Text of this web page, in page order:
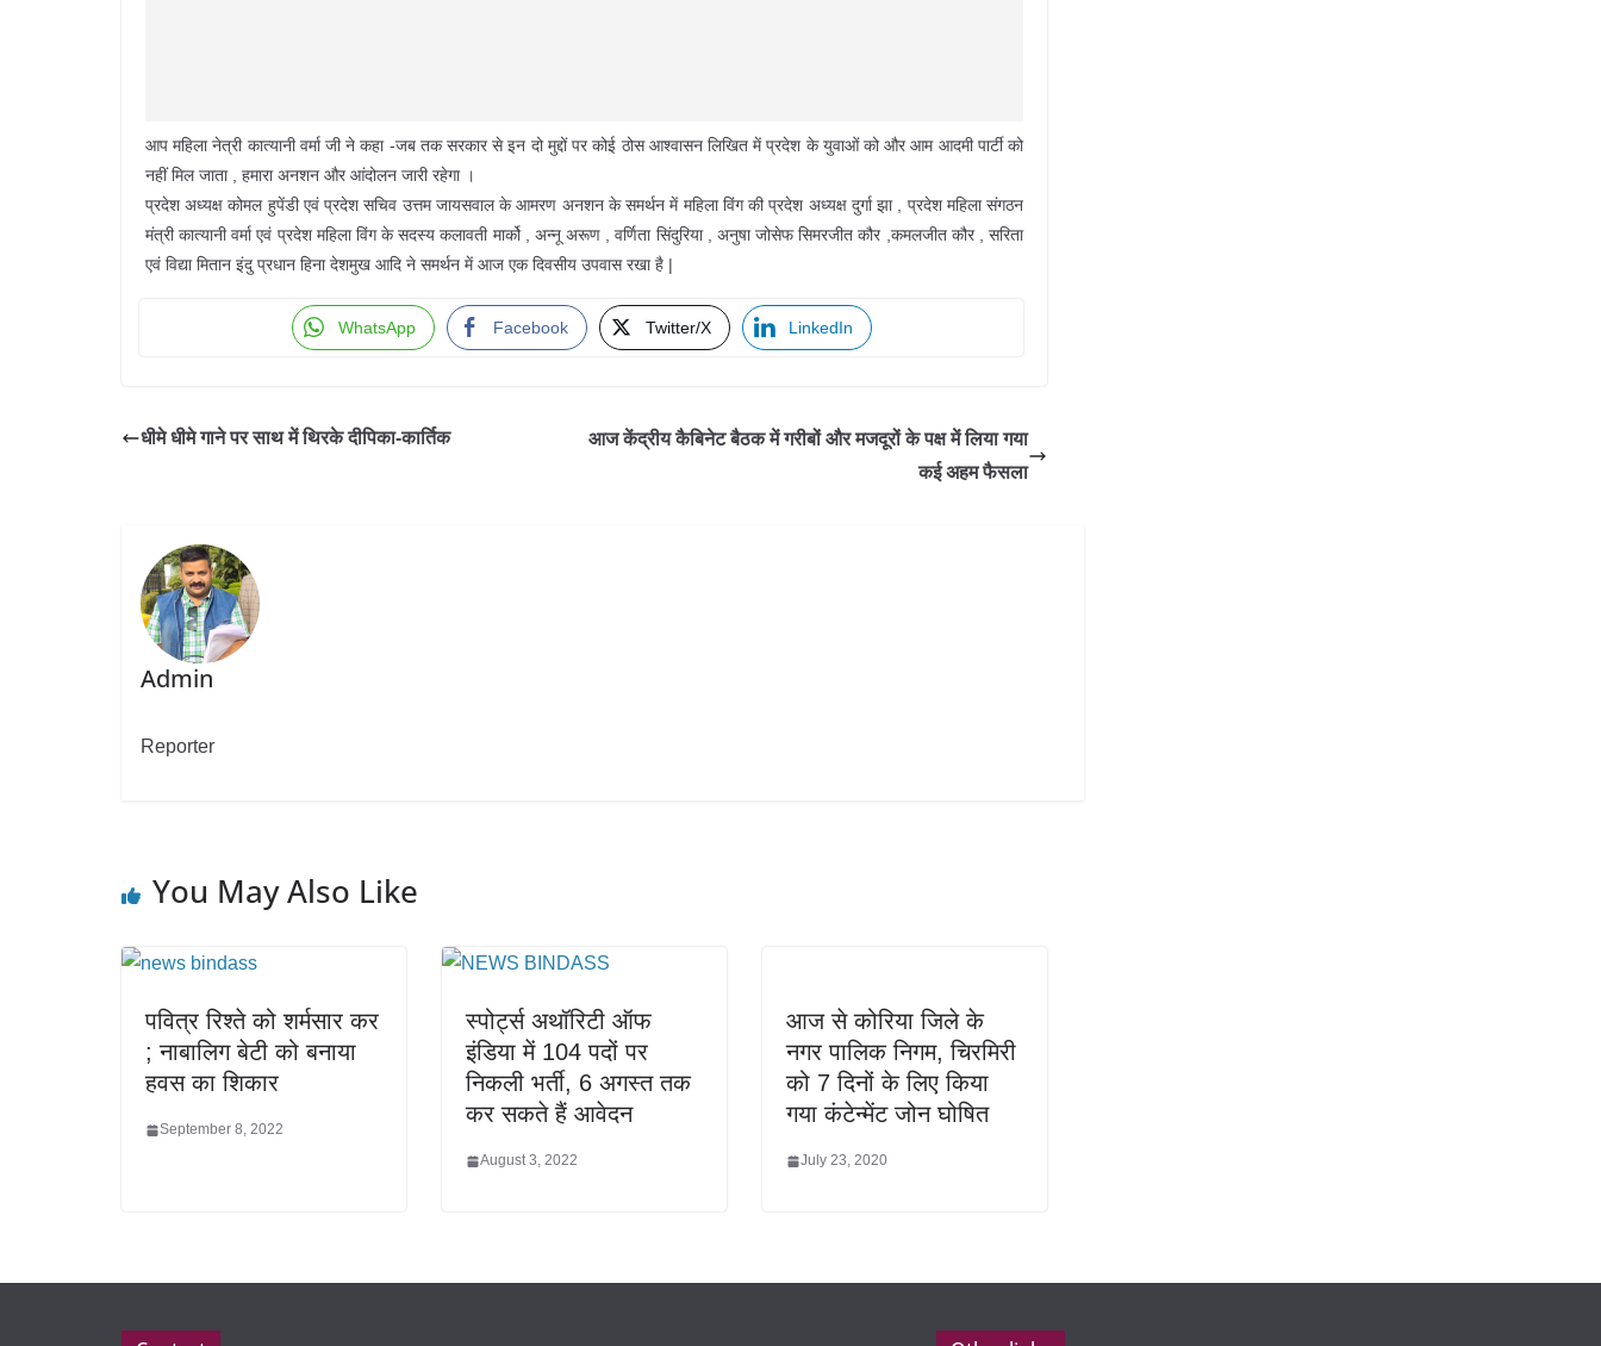
आप महिला नेत्री कात्यानी वर्मा जी ने कहा -जब तक सरकार से इन दो मुद्दों पर कोई ठोस आश्वासन लिखित में प्रदेश के युवाओं को और आम आदमी पार्टी को
नहीं मिल जाता , हमारा अनशन और आंदोलन जारी रहेगा ।
प्रदेश अध्यक्ष कोमल हुपेंडी एवं प्रदेश सचिव उत्तम जायसवाल के आमरण अनशन के समर्थन में महिला विंग की प्रदेश अध्यक्ष दुर्गा झा , प्रदेश महिला संगठन
मंत्री कात्यानी वर्मा एवं प्रदेश महिला विंग के सदस्य कलावती मार्को , अन्नू अरूण , वर्णिता सिंदुरिया , अनुषा जोसेफ सिमरजीत कौर ,कमलजीत कौर , सरिता
एवं विद्या मितान इंदु प्रधान हिना देशमुख आदि ने समर्थन में आज एक दिवसीय उपवास रखा है |
WhatsApp Facebook Twitter/X LinkedIn
धीमे धीमे गाने पर साथ में थिरके दीपिका-कार्तिक
आज केंद्रीय कैबिनेट बैठक में गरीबों और मजदूरों के पक्ष में लिया गया
कई अहम फैसला
Admin
Reporter
You May Also Like
पवित्र रिश्ते को शर्मसार कर
; नाबालिग बेटी को बनाया
हवस का शिकार
September 8, 2022
स्पोर्ट्स अथॉरिटी ऑफ
इंडिया में 104 पदों पर
निकली भर्ती, 6 अगस्त तक
कर सकते हैं आवेदन
August 3, 2022
आज से कोरिया जिले के
नगर पालिक निगम, चिरमिरी
को 7 दिनों के लिए किया
गया कंटेन्मेंट जोन घोषित
July 23, 2020